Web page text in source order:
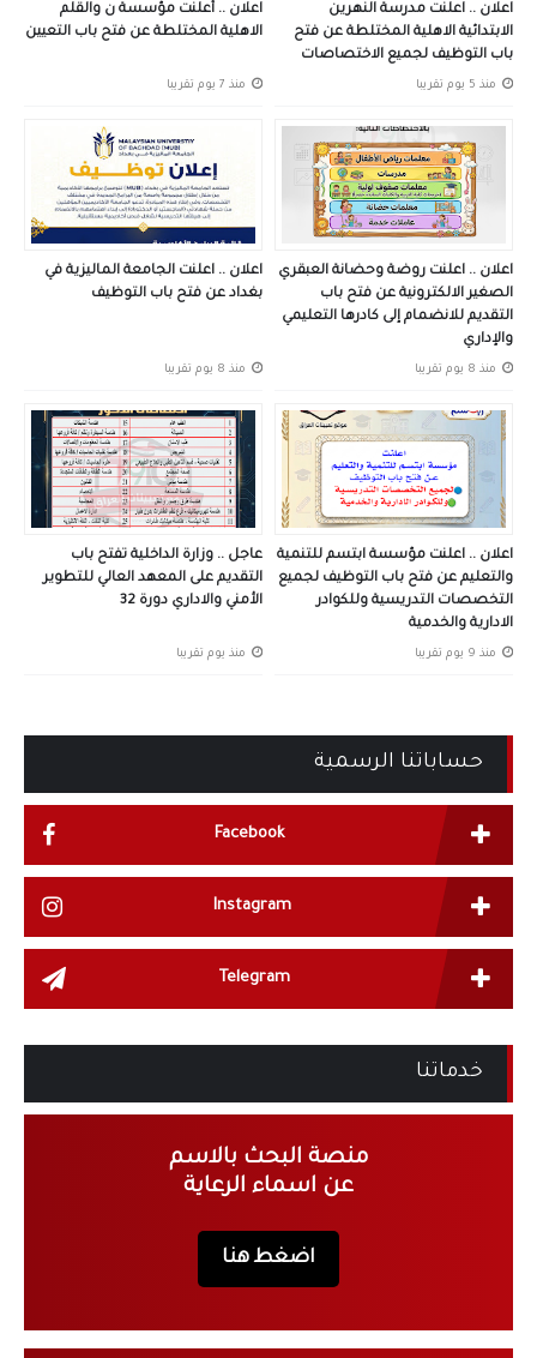
اعلان .. اعلنت مدرسة النهرين
الابتدائية الاهلية المختلطة عن فتح
باب التوظيف لجميع الاختصاصات
منذ 5 يوم تقريبا
اعلان .. أعلنت مؤسسة ن والقلم
الاهلية المختلطة عن فتح باب التعيين
منذ 7 يوم تقريبا
اعلان .. اعلنت روضة وحضانة العبقري
الصغير الالكترونية عن فتح باب
التقديم للانضمام إلى كادرها التعليمي
والإداري
منذ 8 يوم تقريبا
اعلان .. اعلنت الجامعة الماليزية في
بغداد عن فتح باب التوظيف
منذ 8 يوم تقريبا
اعلان .. اعلنت مؤسسة ابتسم للتنمية
والتعليم عن فتح باب التوظيف لجميع
التخصصات التدريسية وللكوادر
الادارية والخدمية
منذ 9 يوم تقريبا
عاجل .. وزارة الداخلية تفتح باب
التقديم على المعهد العالي للتطوير
الأمني والاداري دورة 32
منذ يوم تقريبا
حساباتنا الرسمية
Facebook
Instagram
Telegram
خدماتنا
منصة البحث بالاسم
عن اسماء الرعاية
اضغط هنا